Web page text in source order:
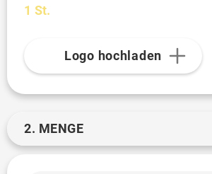
1 St.
Logo hochladen
2. MENGE